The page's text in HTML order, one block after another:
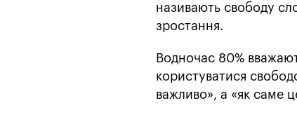
називають свободу
зростання.
Водночас 80%
користуватися
важливо», а «як саме